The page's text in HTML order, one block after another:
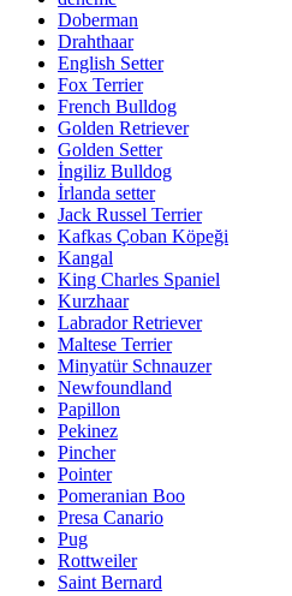
Doberman
Drahthaar
English Setter
Fox Terrier
French Bulldog
Golden Retriever
Golden Setter
İngiliz Bulldog
İrlanda setter
Jack Russel Terrier
Kafkas Çoban Köpeği
Kangal
King Charles Spaniel
Kurzhaar
Labrador Retriever
Maltese Terrier
Minyatür Schnauzer
Newfoundland
Papillon
Pekinez
Pincher
Pointer
Pomeranian Boo
Presa Canario
Pug
Rottweiler
Saint Bernard